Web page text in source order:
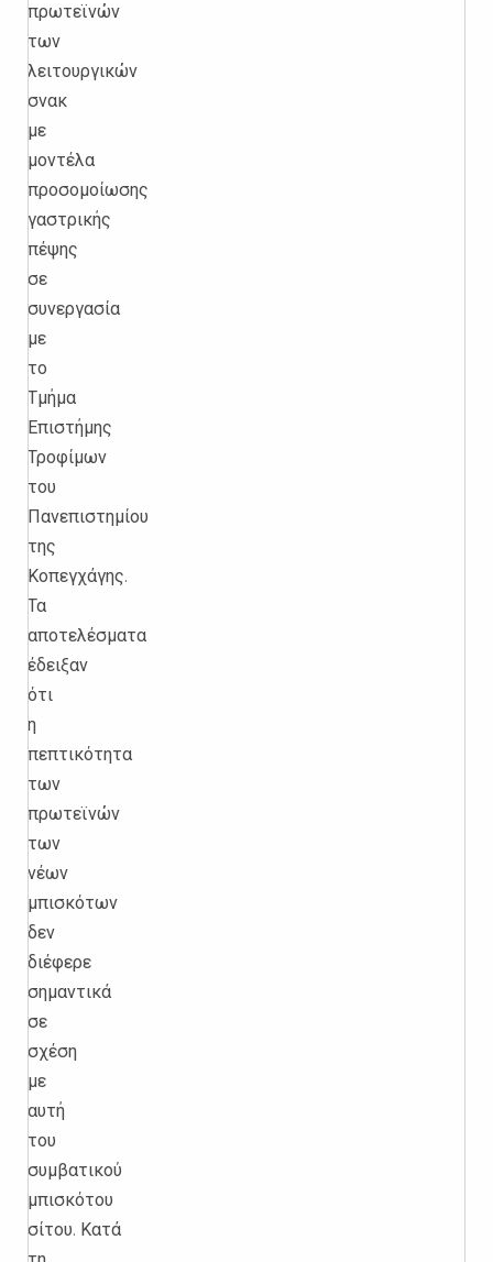
πρωτεϊνών
των
λειτουργικών
σνακ
με
μοντέλα
προσομοίωσης
γαστρικής
πέψης
σε
συνεργασία
με
το
Τμήμα
Επιστήμης
Τροφίμων
του
Πανεπιστημίου
της
Κοπεγχάγης.
Τα
αποτελέσματα
έδειξαν
ότι
η
πεπτικότητα
των
πρωτεϊνών
των
νέων
μπισκότων
δεν
διέφερε
σημαντικά
σε
σχέση
με
αυτή
του
συμβατικού
μπισκότου
σίτου. Κατά